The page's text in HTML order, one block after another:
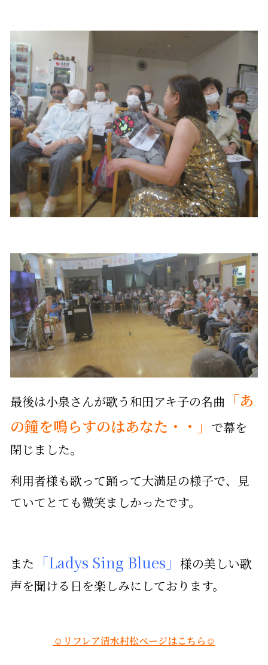
最後は小泉さんが歌う和田アキ子の名曲 「あ
の鐘を鳴らすのはあなた・・」 で幕を
閉じました。
利用者様も歌って踊って大満足の様子で、見
ていてとても微笑ましかったです。
また 「Ladys Sing Blues」 様の美しい歌
声を聞ける日を楽しみにしております。
☺リフレア清水村松ページはこちら☺